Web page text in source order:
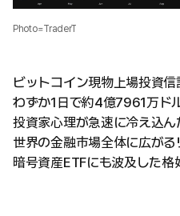
Photo=TraderT
ビットコイン現物上場投資信
わずか1日で約4億7961万ド
投資家心理が急速に冷え込ん
世界の金融市場全体に広がる
暗号資産ETFにも波及した格